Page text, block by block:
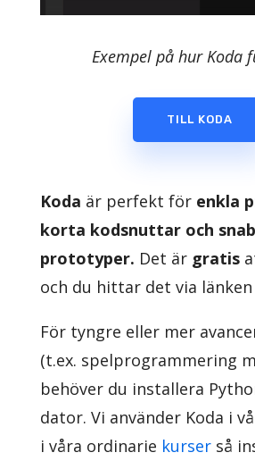
Exempel på hur Koda
TILL KODA
Koda är perfekt för enkla
korta kodsnuttar och
prototyper. Det är gratis
och du hittar det via länken
För tyngre eller mer
(t.ex. spelprogrammering
behöver du installera
dator. Vi använder Koda i
i våra ordinarie kurserså